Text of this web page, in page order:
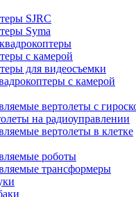
SJRC
Syma
с камерой
для видеосъемки
с камерой
вертолеты с
на радиоуправлении
вертолеты в клетке
роботы
трансформеры